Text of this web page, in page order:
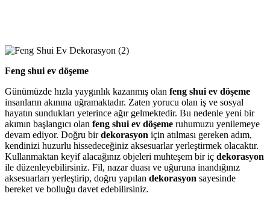
Feng shui ev döşeme
Günümüzde hızla yaygınlık kazanmış olan feng shui ev döşeme
insanların akınına uğramaktadır. Zaten yorucu olan iş ve sosyal
hayatın sundukları yeterince ağır gelmektedir. Bu nedenle yeni bir
akımın başlangıcı olan feng shui ev döşeme ruhumuzu yenilemeye
devam ediyor. Doğru birdekorasyon için atılması gereken adım,
kendinizi huzurlu hissedeceğiniz aksesuarlar yerleştirmek olacaktır.
Kullanmaktan keyif alacağınız objeleri muhteşem bir iç dekorasyon
ile düzenleyebilirsiniz. Fil, nazar duası ve uğuruna inandığınız
aksesuarları yerleştirip, doğru yapılan dekorasyon sayesinde
bereket ve bolluğu davet edebilirsiniz.